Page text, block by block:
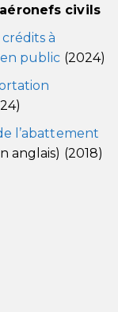
civils
à
public (2024)
l’abattement
anglais) (2018)